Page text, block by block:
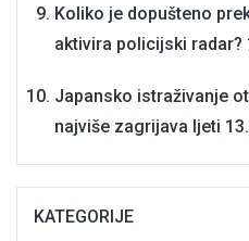
Koliko je dopušteno
aktivira policijski radar?
Japansko istraživanje
najviše zagrijava ljeti
KATEGORIJE